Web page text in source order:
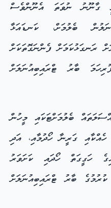
ގާނޫނު ނުވަތަ އެނޫންވެސް
ބެލުމަށް، ކަނޑައަޅާ
ރަނގަޅުކަމަށް ފެންނަގޮތަކަށް
ބާރު ޓްރައިބިއުނަލަށް
ބެލުމަށްޓަކައި މީހުން
ހެއްކާއި ގަރީނާ ހޯދުމާއި، އަދި
ހަގީގަތް ހޯދައި ކަށަވަރު
ބާރު ޓްރައިބިއުނަލަށް